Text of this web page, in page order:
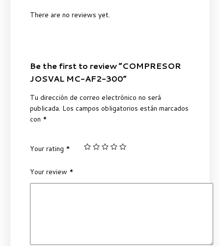
There are no reviews yet.
Be the first to review “COMPRESOR
JOSVAL MC-AF2-300”
Tu dirección de correo electrónico no será
publicada. Los campos obligatorios están marcados
con *
Your rating *
Your review *